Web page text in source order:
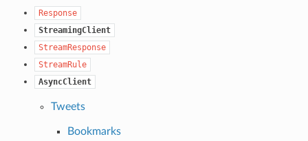
Response
StreamingClient
StreamResponse
StreamRule
AsyncClient
Tweets
Bookmarks